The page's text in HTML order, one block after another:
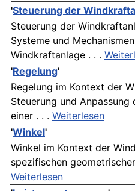
'Steuerung der
Steuerung der
Systeme und
Windkraftanlage . . .
'Regelung'
Regelung im Kontext der
Steuerung und
einer . . . Weiterlesen
'Winkel'
Winkel im Kontext der
spezifischen
Weiterlesen